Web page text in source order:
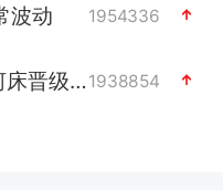
波动 1954336
U17国足点球大战淘汰河床晋级决赛1938854